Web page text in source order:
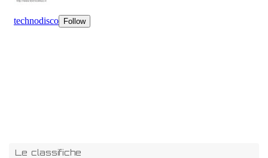
Le classifiche